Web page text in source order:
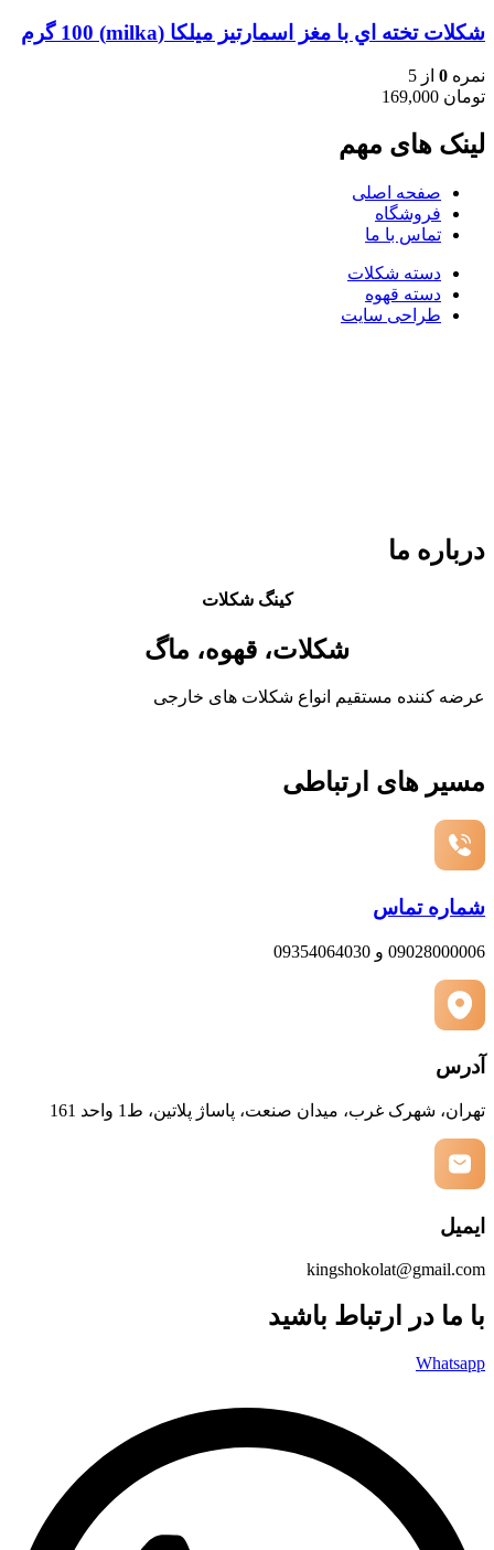
شكلات تخته اي با مغز اسمارتيز ميلكا (milka) 100 گرم
نمره 0 از 5
تومان
لینک های مهم
صفحه اصلی
فروشگاه
تماس با ما
دسته شکلات
دسته قهوه
طراحی سایت
درباره ما
کینگ شکلات
شکلات، قهوه، ماگ
عرضه کننده مستقیم انواع شکلات های خارجی
مسیر های ارتباطی
شماره تماس
09028000006 و 09354064030
آدرس
تهران، شهرک غرب، میدان صنعت، پاساژ پلاتین، ط1 واحد 161
ایمیل
kingshokolat@gmail.com
با ما در ارتباط باشید
Whatsapp